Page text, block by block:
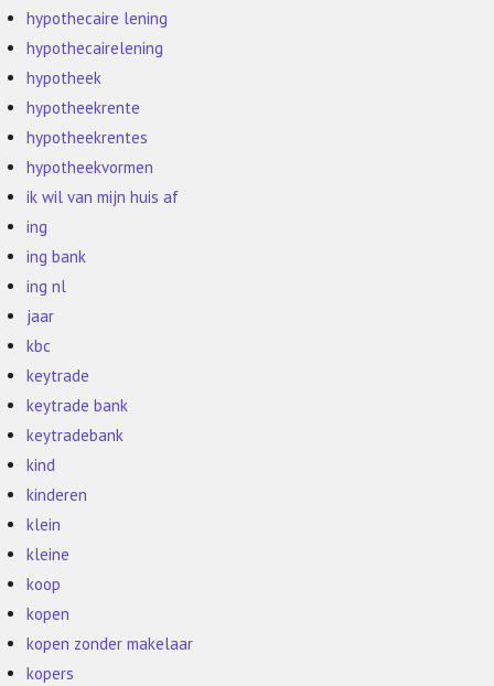
hypothecaire lening
hypothecairelening
hypotheek
hypotheekrente
hypotheekrentes
hypotheekvormen
ik wil van mijn huis af
ing
ing bank
ing nl
jaar
kbc
keytrade
keytrade bank
keytradebank
kind
kinderen
klein
kleine
koop
kopen
kopen zonder makelaar
kopers